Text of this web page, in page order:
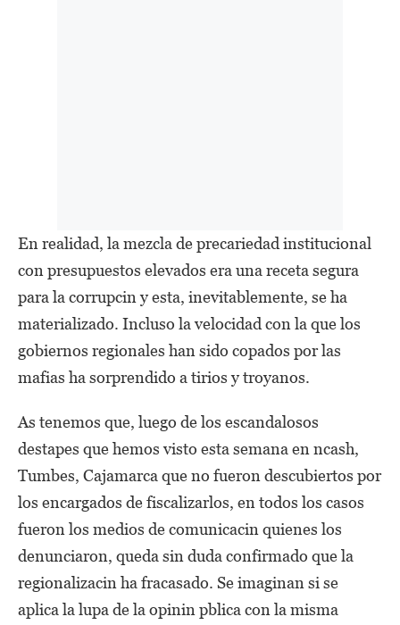
En realidad, la mezcla de precariedad institucional
con presupuestos elevados era una receta segura
para la corrupcin y esta, inevitablemente, se ha
materializado. Incluso la velocidad con la que los
gobiernos regionales han sido copados por las
mafias ha sorprendido a tirios y troyanos.
As tenemos que, luego de los escandalosos
destapes que hemos visto esta semana en ncash,
Tumbes, Cajamarca que no fueron descubiertos por
los encargados de fiscalizarlos, en todos los casos
fueron los medios de comunicacin quienes los
denunciaron, queda sin duda confirmado que la
regionalizacin ha fracasado. Se imaginan si se
aplica la lupa de la opinin pblica con la misma